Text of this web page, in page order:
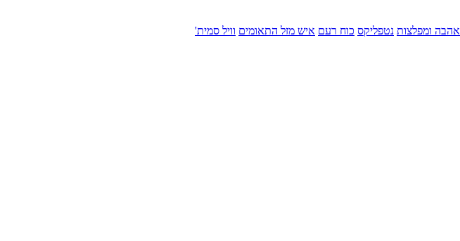
אהבה ומפלצות נטפליקס כוח רעם איש מזל התאומים וויל סמית'